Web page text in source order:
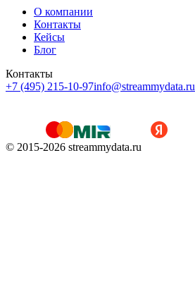
О компании
Контакты
Кейсы
Блог
Контакты
+7 (495) 215-10-97info@streammydata.ru
© 2015-2026 streammydata.ru